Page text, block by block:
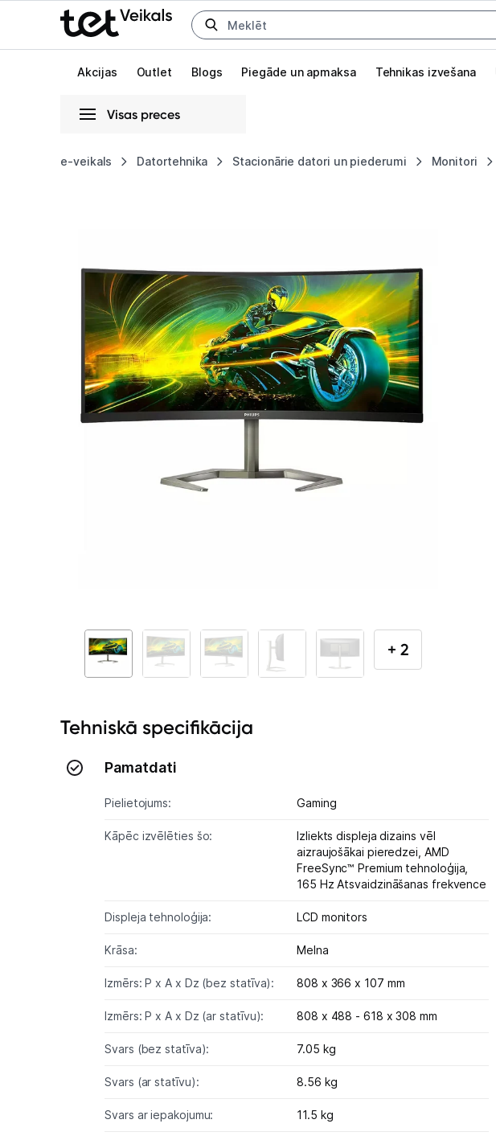
Uz kategorijam Uz galveno saturu
Akcijas Outlet Blogs Piegāde un apmaksa Tehnikas izvešana
Visas preces
e-veikals Datortehnika Stacionārie datori un piederumi Monitori
TV un audio
Datortehnika
GAMING
Portatīvie
Web kameras
Projektori un
34"
+ 2
Tehniskā specifikācija
Pamatdati
Pielietojums: Gaming
Kāpēc izvēlēties šo:
Izliekts displeja dizains vēl
aizraujošākai pieredzei, AMD
FreeSync™ Premium tehnoloģija,
165 Hz Atsvaidzināšanas frekvence
Displeja tehnoloģija: LCD monitors
Krāsa: Melna
Izmērs: P x A x Dz (bez statīva): 808 x 366 x 107 mm
Izmērs: P x A x Dz (ar statīvu): 808 x 488 - 618 x 308 mm
Svars (bez statīva): 7.05 kg
Svars (ar statīvu): 8.56 kg
Svars ar iepakojumu: 11.5 kg